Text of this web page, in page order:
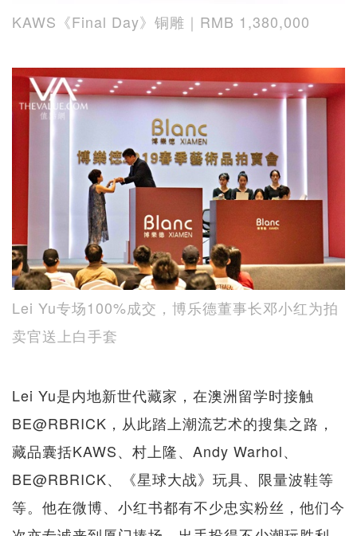
KAWS《Final Day》铜雕｜RMB 1,380,000
Lei Yu专场100%成交，博乐德董事长邓小红为拍
卖官送上白手套
Lei Yu是内地新世代藏家，在澳洲留学时接触
BE@RBRICK，从此踏上潮流艺术的搜集之路，
藏品囊括KAWS、村上隆、Andy Warhol、
BE@RBRICK、《星球大战》玩具、限量波鞋等
等。他在微博、小红书都有不少忠实粉丝，他们今